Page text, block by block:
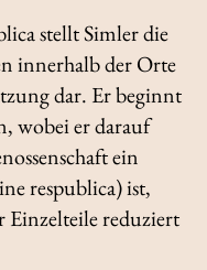
stellt Simler die
innerhalb der Orte
dar. Er beginnt
wobei er darauf
ein
respublica) ist,
Einzelteile reduziert